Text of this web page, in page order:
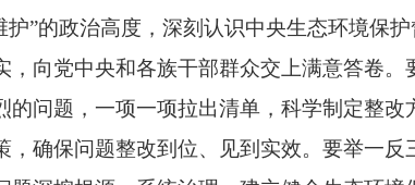
护”的政治高度，深刻认识中央生态环境保
，向党中央和各族干部群众交上满意答卷
的问题，一项一项拉出清单，科学制定整
确保问题整改到位、见到实效。要举一反